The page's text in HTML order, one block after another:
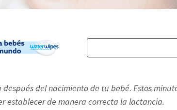
del nacimiento de tu bebé. Estos
establecer de manera correcta la lactancia.